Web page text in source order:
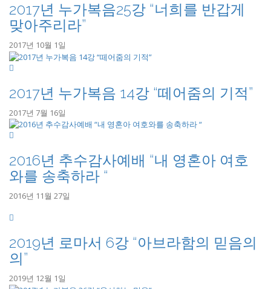
2017년 누가복음25강 “너희를 반갑게
맞아주리라”
2017년 10월 1일
2017년 누가복음 14강 “떼어줌의 기적”
2017년 7월 16일
2016년 추수감사예배 “내 영혼아 여호
와를 송축하라 “
2016년 11월 27일
2019년 로마서 6강 “아브라함의 믿음의
의”
2019년 12월 1일